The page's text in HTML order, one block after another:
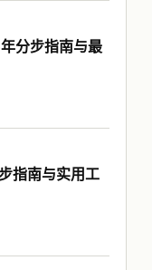
分步指南与最
指南与实用工